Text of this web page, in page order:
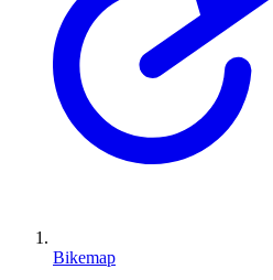
Bikemap